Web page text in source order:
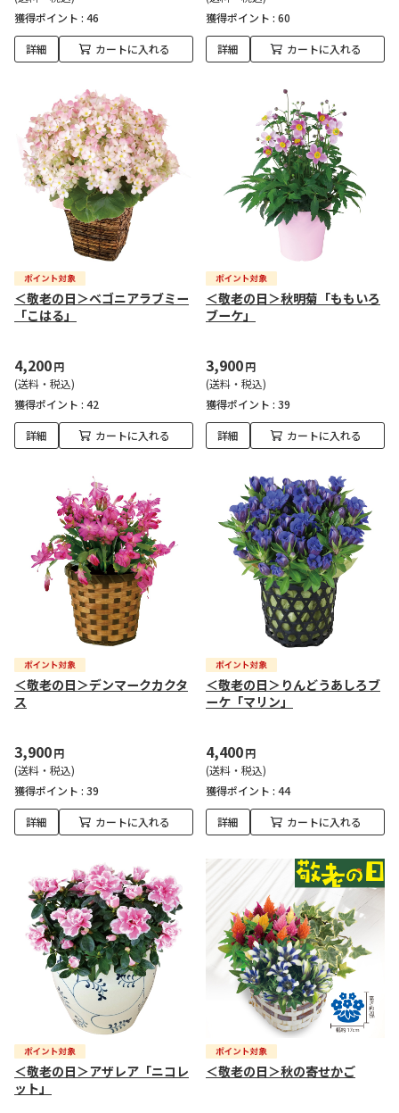
獲得ポイント : 46
詳細 カートに入れる
獲得ポイント : 60
詳細 カートに入れる
＜敬老の日＞ベゴニアラブミー
「こはる」
4,200円
(送料・税込)
獲得ポイント : 42
詳細 カートに入れる
＜敬老の日＞秋明菊「ももいろ
ブーケ」
3,900円
(送料・税込)
獲得ポイント : 39
詳細 カートに入れる
＜敬老の日＞デンマークカクタ
ス
3,900円
(送料・税込)
獲得ポイント : 39
詳細 カートに入れる
＜敬老の日＞りんどうあしろブ
ーケ「マリン」
4,400円
(送料・税込)
獲得ポイント : 44
詳細 カートに入れる
＜敬老の日＞アザレア「ニコレ
ット」
＜敬老の日＞秋の寄せかご